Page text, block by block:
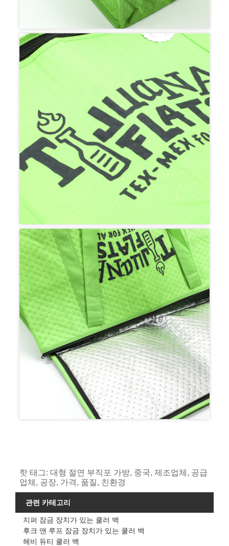
핫 태그: 대형 절연 부직포 가방, 중국, 제조업체, 공급
업체, 공장, 가격, 품질, 친환경
관련 카테고리
지퍼 잠금 장치가 있는 쿨러 백
후크 앤 루프 잠금 장치가 있는 쿨러 백
헤비 듀티 쿨러 백